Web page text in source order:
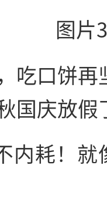
吃口饼
国庆放假
内耗！